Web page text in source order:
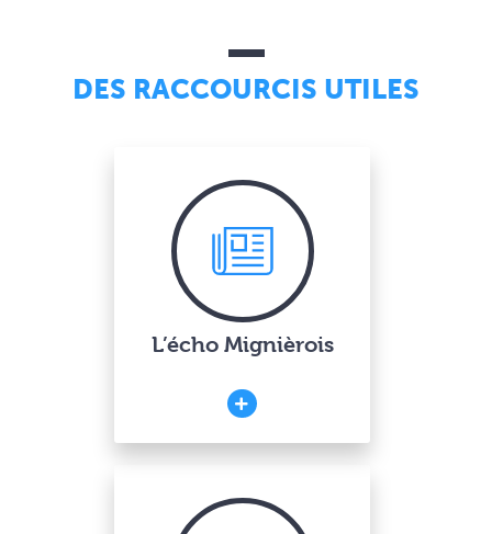
DES RACCOURCIS UTILES
L’écho Mignièrois